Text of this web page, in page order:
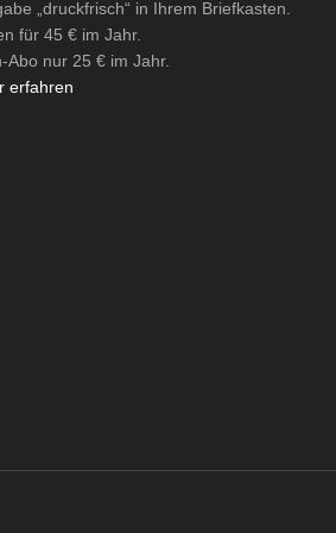
„druckfrisch“ in Ihrem Briefkasten.
für 45 € im Jahr.
Abo nur 25 € im Jahr.
erfahren